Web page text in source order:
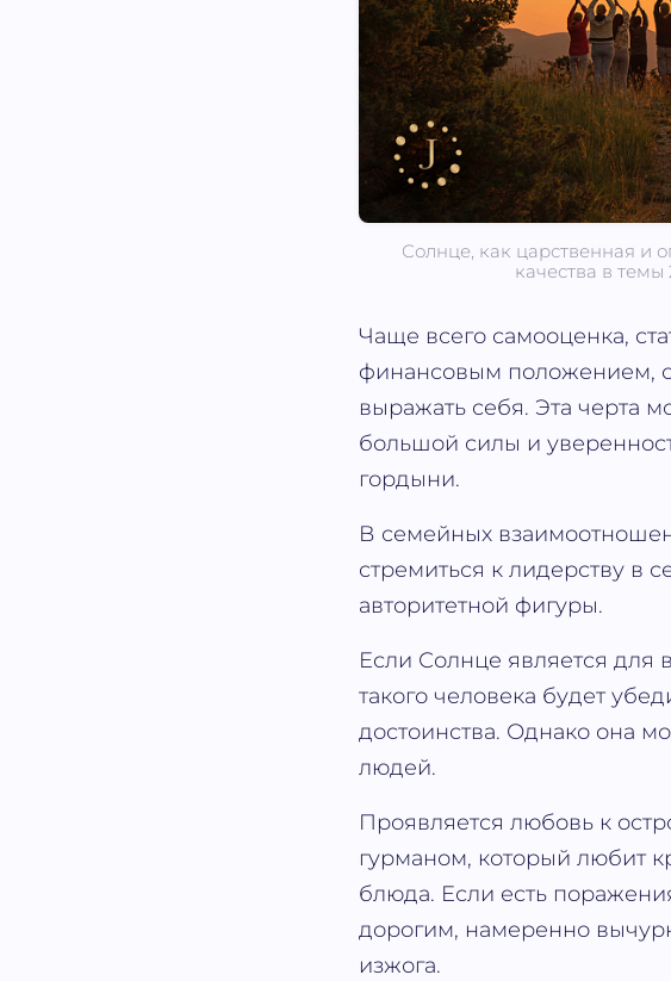
Солнце, как царственная и
качества в
Чаще всего самооценка,
финансовым положением,
выражать себя. Эта черта
большой силы и
гордыни.
В семейных
стремиться к лидерству в
авторитетной фигуры.
Если Солнце является для
такого человека будет
достоинства. Однако она
людей.
Проявляется любовь к
гурманом, который любит
блюда. Если есть
дорогим, намеренно
изжога.